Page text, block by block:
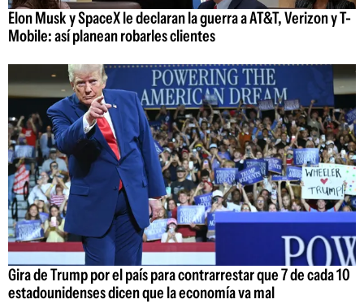
Elon Musk y SpaceX le declaran la guerra a AT&T, Verizon y T-
Mobile: así planean robarles clientes
Gira de Trump por el país para contrarrestar que 7 de cada 10
estadounidenses dicen que la economía va mal